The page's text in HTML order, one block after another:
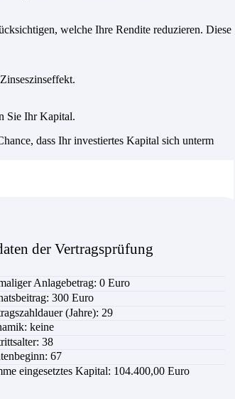
welche Ihre Rendite reduzieren. Diese
Sie Ihr Kapital.
dass Ihr investiertes Kapital sich unterm
der Vertragsprüfung
Anlagebetrag: 0 Euro
300Euro
(Jahre): 29
keine
38
67
eingesetztes Kapital: 104.400,00 Euro